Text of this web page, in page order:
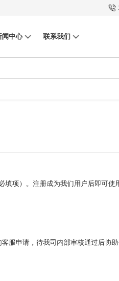
闻中心 联系我们
填项）。注册成为我们用户后即可
服申请，待我司内部审核通过后协助